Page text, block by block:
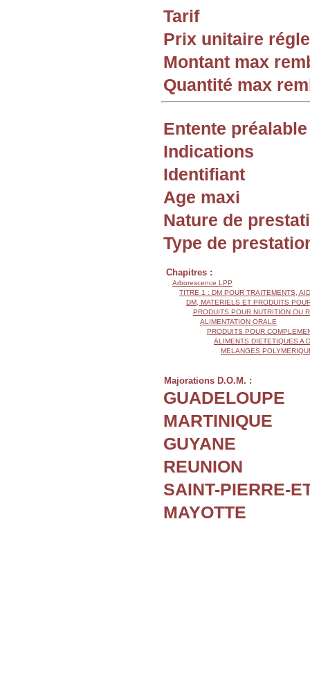
Tarif
Prix unitaire
Montant max
Quantité max
Entente préalable
Indications
Identifiant
Age maxi
Nature de
Type de
Chapitres :
Arborescence LPP
TITRE 1 : DM POUR TRAITEMENTS,
DM, MATERIELS ET PRODUITS
PRODUITS POUR NUTRITION OU
ALIMENTATION ORALE
PRODUITS POUR
ALIMENTS DIETETIQUES A
MELANGES
Majorations D.O.M. :
GUADELOUPE
MARTINIQUE
GUYANE
REUNION
SAINT-PIERRE-
MAYOTTE